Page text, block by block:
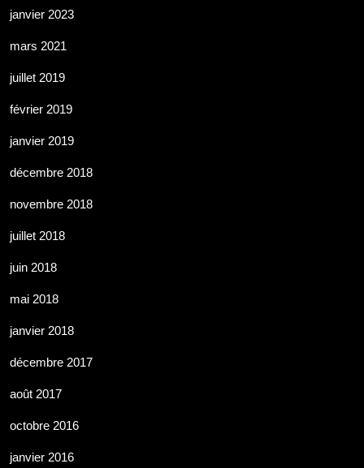
janvier 2023
mars 2021
juillet 2019
février 2019
janvier 2019
décembre 2018
novembre 2018
juillet 2018
juin 2018
mai 2018
janvier 2018
décembre 2017
août 2017
octobre 2016
janvier 2016